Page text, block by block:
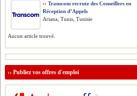
›› Transcom recrute des Conseillers en
Réception d’Appels
Ariana, Tunis, Tunisie
Aucun article trouvé.
››Publiez vos offres d'emploi